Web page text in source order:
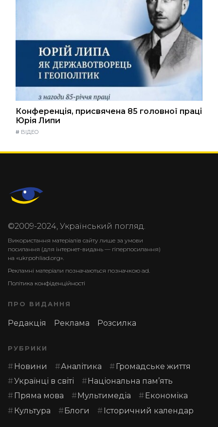
Конференція, присвячена 85 головної праці
Юрія Липи
# ВІДЕО
©2009-2024, Український погляд.
Використання матеріалів сайту лише за умови
посилання (для інтернет-видань — гіперпосилання)
на «ukrpohliad.org».
Рекламні матеріали позначаються позначкою ad.
Політика конфіденційності
ПРО ВИДАННЯ
Редакція Реклама Розсилка
РУБРИКИ
Новини Аналітика
Громадське життя
Українці в світі
Національна пам’ять
Пряма мова
Мультимедіа
Економіка
Культура
Блоги Історичний календар